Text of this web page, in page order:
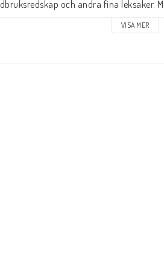
och andra fina leksaker.
detaljer som ger möjlighet till många
VISA MER